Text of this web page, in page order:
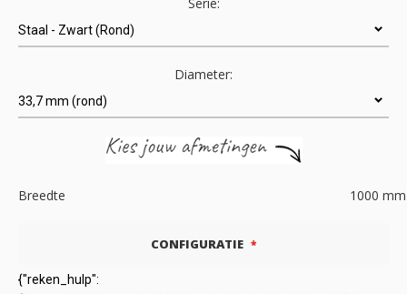
Diameter:
Breedte 1000 mm
CONFIGURATIE